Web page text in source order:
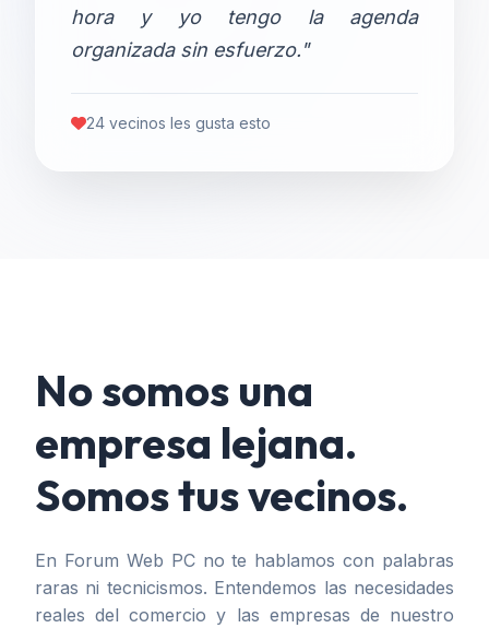
hora y yo tengo la agenda
organizada sin esfuerzo."
24 vecinos les gusta esto
No somos una
empresa lejana.
Somos tus vecinos.
En Forum Web PC no te hablamos con palabras
raras ni tecnicismos. Entendemos las necesidades
reales del comercio y las empresas de nuestro